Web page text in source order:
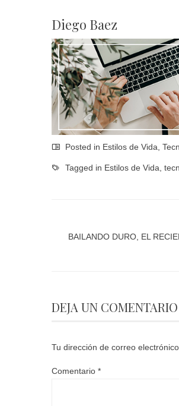
Diego Baez
Posted in Estilos de Vida
Tagged in Estilos de Vida
BAILANDO DURO, EL
DEJA UN COMENTARIO
Tu dirección de correo
Comentario *